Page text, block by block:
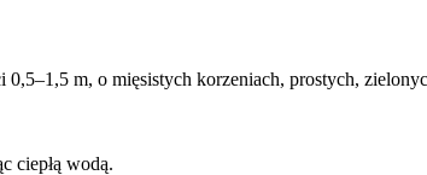
m, o mięsistych korzeniach, prostych,
ciepłą wodą.